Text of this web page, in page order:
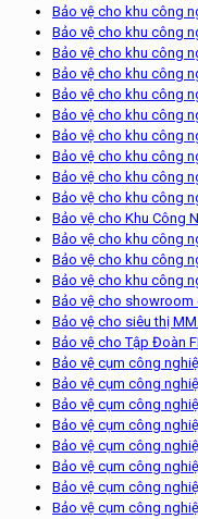
Bảo vệ cho khu công
Bảo vệ cho khu công
Bảo vệ cho khu công
Bảo vệ cho khu công
Bảo vệ cho khu công
Bảo vệ cho khu công
Bảo vệ cho khu công
Bảo vệ cho khu công
Bảo vệ cho khu công
Bảo vệ cho khu công
Bảo vệ cho Khu Công
Bảo vệ cho khu công
Bảo vệ cho khu công
Bảo vệ cho khu công
Bảo vệ cho showroom
Bảo vệ cho siêu thị
Bảo vệ cho Tập Đoàn
Bảo vệ cụm công
Bảo vệ cụm công
Bảo vệ cụm công
Bảo vệ cụm công
Bảo vệ cụm công
Bảo vệ cụm công
Bảo vệ cụm công
Bảo vệ cụm công